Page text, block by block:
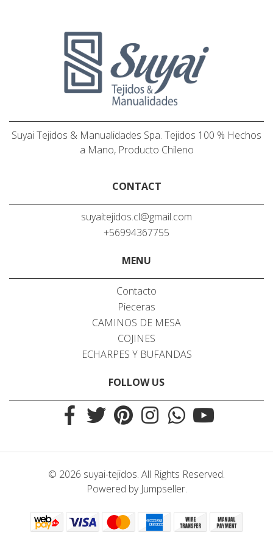
Suyai Tejidos & Manualidades Spa. Tejidos 100 % Hechos
a Mano, Producto Chileno
CONTACT
suyaitejidos.cl@gmail.com
+56994367755
MENU
Contacto
Pieceras
CAMINOS DE MESA
COJINES
ECHARPES Y BUFANDAS
FOLLOW US
© 2026 suyai-tejidos. All Rights Reserved.
Powered by Jumpseller.